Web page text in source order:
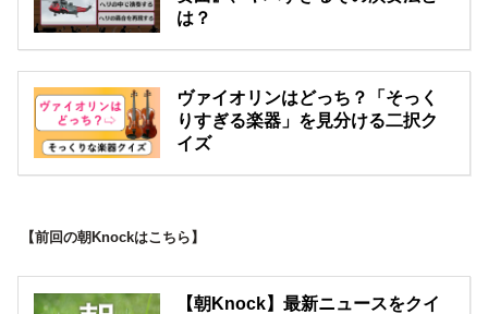
は？
ヴァイオリンはどっち？「そっく
りすぎる楽器」を見分ける二択ク
イズ
【前回の朝Knockはこちら】
【朝Knock】最新ニュースをクイ